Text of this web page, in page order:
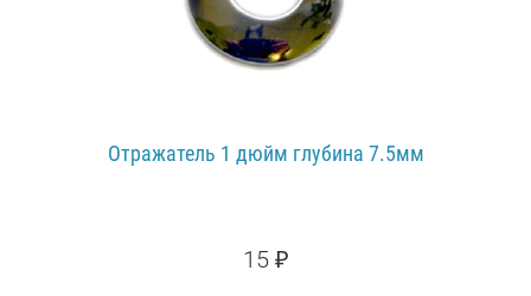
Отражатель 1 дюйм глубина 7.5мм
15 ₽